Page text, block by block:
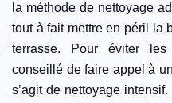
la méthode de nettoyage
tout à fait mettre en péril la
terrasse. Pour éviter
conseillé de faire appel à
s’agit de nettoyage